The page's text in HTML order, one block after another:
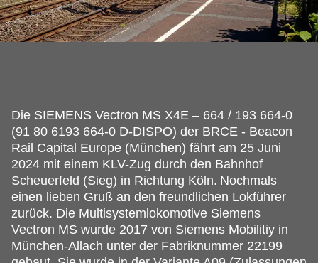
Die SIEMENS Vectron MS X4E – 664 / 193 664-0
(91 80 6193 664-0 D-DISPO) der BRCE - Beacon
Rail Capital Europe (München) fährt am 25 Juni
2024 mit einem KLV-Zug durch den Bahnhof
Scheuerfeld (Sieg) in Richtung Köln. Nochmals
einen lieben Gruß an den freundlichen Lokführer
zurück. Die Multisystemlokomotive Siemens
Vectron MS wurde 2017 von Siemens Mobilitiy in
München-Allach unter der Fabriknummer 22199